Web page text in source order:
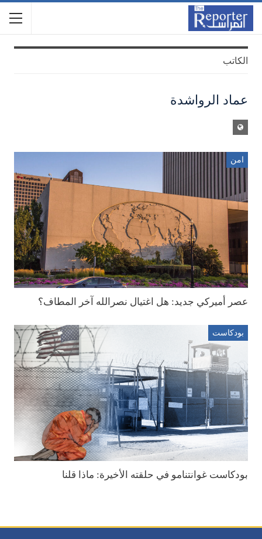
الكاتب
عماد الرواشدة
امن
عصر أميركي جديد: هل اغتيال نصرالله آخر المطاف؟
بودكاست
بودكاست غوانتنامو في حلقته الأخيرة: ماذا قلنا